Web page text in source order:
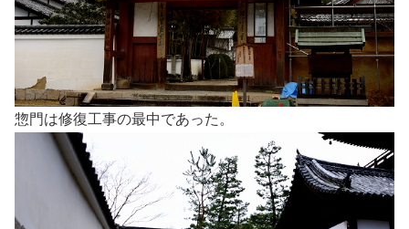
惣門は修復工事の最中であった。